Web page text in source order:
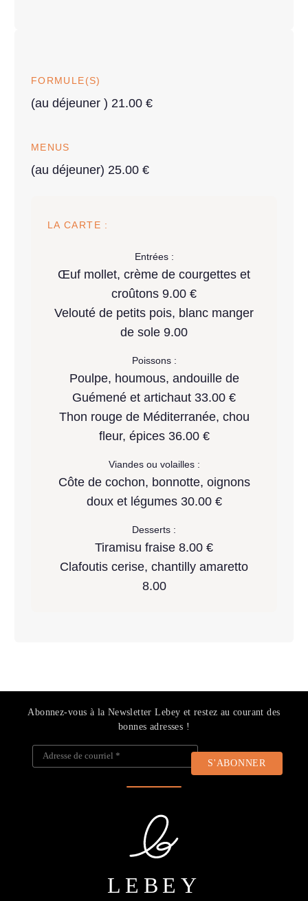
FORMULE(S)
(au déjeuner ) 21.00 €
MENUS
(au déjeuner) 25.00 €
LA CARTE :
Entrées :
Œuf mollet, crème de courgettes et
croûtons 9.00 €
Velouté de petits pois, blanc manger
de sole 9.00
Poissons :
Poulpe, houmous, andouille de
Guémené et artichaut 33.00 €
Thon rouge de Méditerranée, chou
fleur, épices 36.00 €
Viandes ou volailles :
Côte de cochon, bonnotte, oignons
doux et légumes 30.00 €
Desserts :
Tiramisu fraise 8.00 €
Clafoutis cerise, chantilly amaretto
8.00
Abonnez-vous à la Newsletter Lebey et restez au courant des
bonnes adresses !
Adresse de courriel
LEBEY